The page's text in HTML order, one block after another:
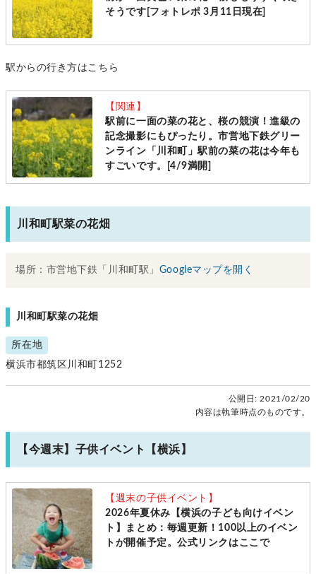
そうです[フォトレポ 3月11日現在]
駅からの行き方はこちら
【関連】
駅前に一面の菜の花と、桜の競演！進級の
記念撮影にもぴったり。市営地下鉄グリー
ンライン「川和町」駅前の菜の花は今年も
すごいです。[4/9満開]
川和町駅菜の花畑
場所：市営地下鉄「川和町駅」 Googleマップを開く
川和町駅菜の花畑
所在地
横浜市都筑区川和町1252
公開日:2021/02/20
内容は執筆時点のものです。
【今週末】子供イベント【横浜】
【週末の子供イベント】
2026年夏休み【横浜の子ども向けイベン
ト】まとめ：毎週更新！100以上のイベン
トが開催予定。公式リンクはここで